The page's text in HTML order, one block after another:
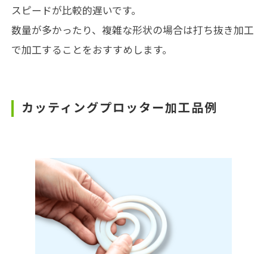
スピードが比較的遅いです。
数量が多かったり、複雑な形状の場合は打ち抜き加工
で加工することをおすすめします。
カッティングプロッター加工品例